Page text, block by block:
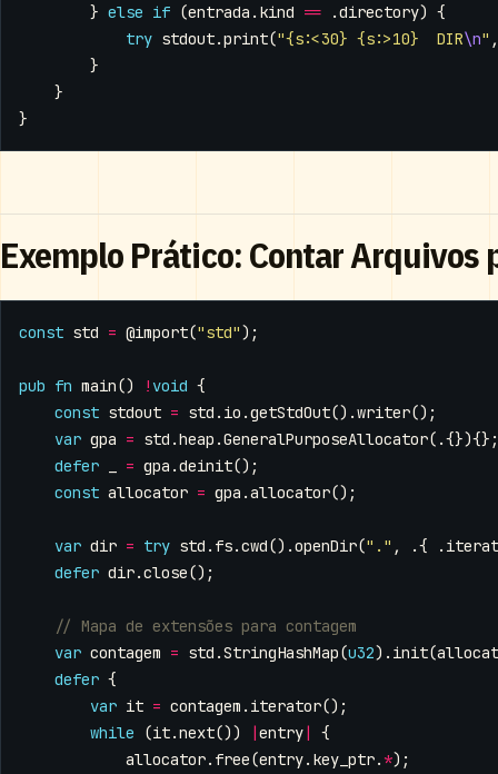
} else if (entrada . kind == .directory) {
try stdout.print("{s:<30} {s:>10}  DIR\n" ,
}
}
}
Exemplo Prático: Contar Arquivos
const std = @import("std");
pub fn main() ! void {
const stdout = std . io .getStdOut().writer();
var gpa = std .heap .GeneralPurposeAllocator(.{}){};
defer
= gpa .deinit();
const allocator = gpa .allocator();
var dir = try std . fs.cwd().openDir("." , .{ .
defer dir.close();
var contagem = std .StringHashMap(u32). init(
defer {
var it = contagem . iterator();
while
(it.next()) |entry|
{
allocator. free(entry. key_ptr. *);